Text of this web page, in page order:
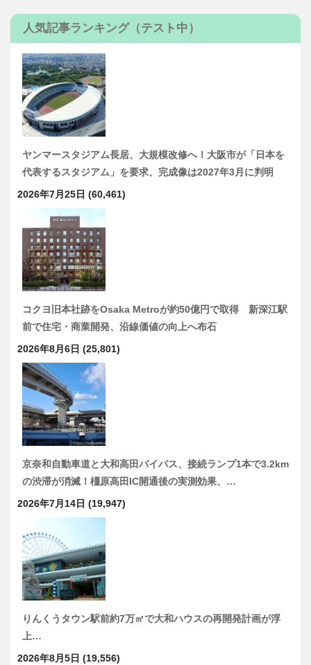
人気記事ランキング（テスト中）
ヤンマースタジアム長居、大規模改修へ！大阪市が「日本を
代表するスタジアム」を要求、完成像は2027年3月に判明
2026年7月25日 (60,461)
コクヨ旧本社跡をOsaka Metroが約50億円で取得 新深江駅
前で住宅・商業開発、沿線価値の向上へ布石
2026年8月6日 (25,801)
京奈和自動車道と大和高田バイパス、接続ランプ1本で3.2km
の渋滞が消滅！橿原高田IC開通後の実測効果、…
2026年7月14日 (19,947)
りんくうタウン駅前約7万㎡で大和ハウスの再開発計画が浮
上…
2026年8月5日 (19,556)